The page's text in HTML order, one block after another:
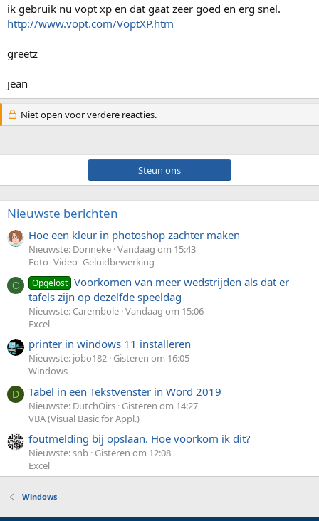
ik gebruik nu vopt xp en dat gaat zeer goed en erg snel.
http://www.vopt.com/VoptXP.htm
greetz
jean
Niet open voor verdere reacties.
Steun ons
Nieuwste berichten
Hoe een kleur in photoshop zachter maken
Nieuwste: Dorineke Vandaag om 15:43
Foto- Video- Geluidbewerking
C Opgelost Voorkomen van meer wedstrijden als dat er
tafels zijn op dezelfde speeldag
Nieuwste: Carembole Vandaag om 15:06
Excel
printer in windows 11 installeren
Nieuwste: jobo182 Gisteren om 16:05
Windows
D Tabel in een Tekstvenster in Word 2019
Nieuwste: DutchOirs Gisteren om 14:27
VBA (Visual Basic for Appl.)
foutmelding bij opslaan. Hoe voorkom ik dit?
Nieuwste: snb Gisteren om 12:08
Excel
Windows